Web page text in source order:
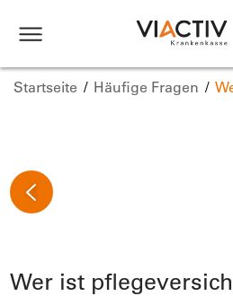
Startseite Häufige Fragen
Wer ist